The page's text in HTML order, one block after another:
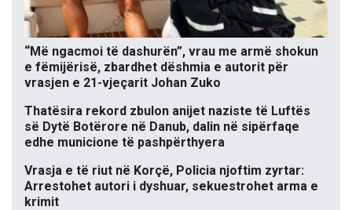
“Më ngacmoi të dashurën”, vrau me armë shokun
e fëmijërisë, zbardhet dëshmia e autorit për
vrasjen e 21-vjeçarit Johan Zuko
Thatësira rekord zbulon anijet naziste të Luftës
së Dytë Botërore në Danub, dalin në sipërfaqe
edhe municione të pashpërthyera
Vrasja e të riut në Korçë, Policia njoftim zyrtar:
Arrestohet autori i dyshuar, sekuestrohet arma e
krimit